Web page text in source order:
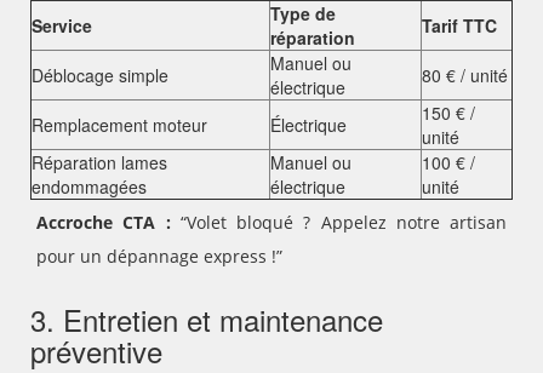
Service
Type de
réparation
Tarif TTC
Déblocage simple
Manuel ou
électrique
80 € / unité
Remplacement moteur Électrique
150 € /
unité
Réparation lames
endommagées
Manuel ou
électrique
100 € /
unité
Accroche CTA : “Volet bloqué ? Appelez notre artisan
pour un dépannage express !”
3. Entretien et maintenance
préventive